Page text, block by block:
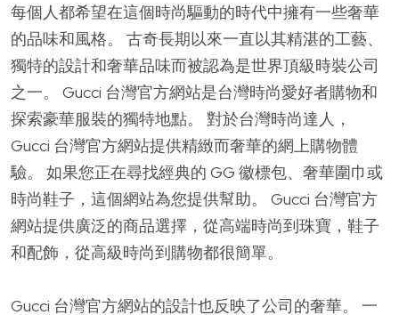
每個人都希望在這個時尚驅動的時代中擁有一些奢華
的品味和風格。 古奇長期以來一直以其精湛的工藝、
獨特的設計和奢華品味而被認為是世界頂級時裝公司
之一。 Gucci 台灣官方網站是台灣時尚愛好者購物和
探索豪華服裝的獨特地點。 對於台灣時尚達人，
Gucci 台灣官方網站提供精緻而奢華的網上購物體
驗。 如果您正在尋找經典的 GG 徽標包、奢華圍巾或
時尚鞋子，這個網站為您提供幫助。 Gucci 台灣官方
網站提供廣泛的商品選擇，從高端時尚到珠寶，鞋子
和配飾，從高級時尚到購物都很簡單。
Gucci 台灣官方網站的設計也反映了公司的奢華。 一